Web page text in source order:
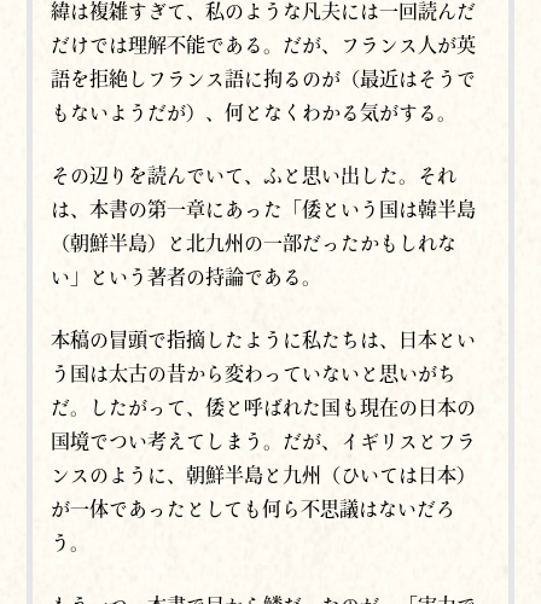
緯は複雑すぎて、私のような凡夫には一回読んだ
だけでは理解不能である。だが、フランス人が英
語を拒絶しフランス語に拘るのが（最近はそうで
もないようだが）、何となくわかる気がする。
その辺りを読んでいて、ふと思い出した。それ
は、本書の第一章にあった「倭という国は韓半島
（朝鮮半島）と北九州の一部だったかもしれな
い」という著者の持論である。
本稿の冒頭で指摘したように私たちは
日本とい
う国は太古の昔から変わっていないと思いがち
だ。したがって、倭と呼ばれた国も現在の日本の
国境でつい考えてしまう。だが、イギリスとフラ
ンスのように、朝鮮半島と九州（ひいては日本）
が一体であったとしても何ら不思議はないだろ
う。